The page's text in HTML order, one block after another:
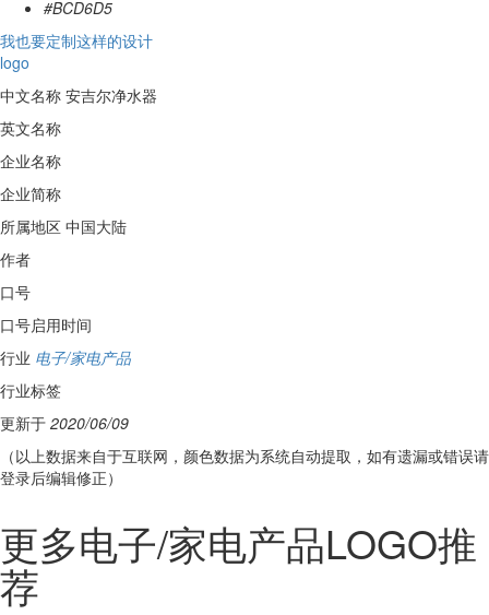
#BCD6D5
我也要定制这样的设计
logo
中文名称 安吉尔净水器
英文名称
企业名称
企业简称
所属地区 中国大陆
作者
口号
口号启用时间
行业 电子/家电产品
行业标签
更新于 2020/06/09
（以上数据来自于互联网，颜色数据为系统自动提取，如有遗漏或错误请
登录后编辑修正）
更多电子/家电产品LOGO推
荐